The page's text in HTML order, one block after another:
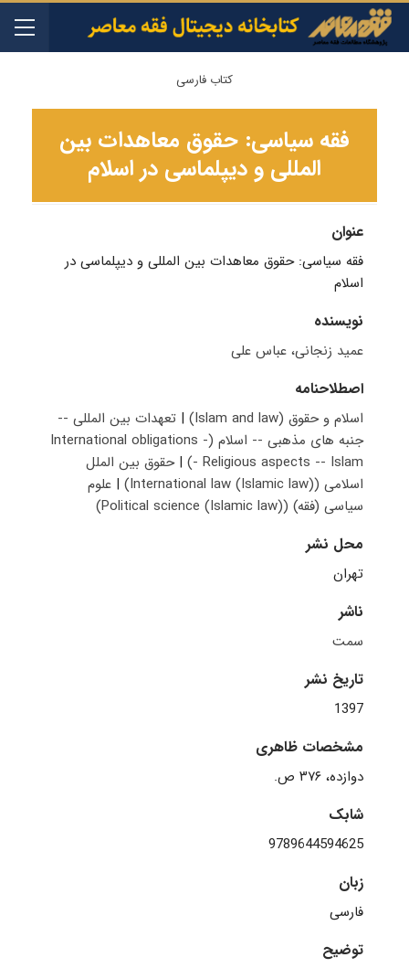
کتاب فارسی
ف‍ق‍ه‌ س‍ی‍اس‍ی‌: ح‍ق‍وق‌ مع‍اه‍دات‌ ب‍ی‍ن
ال‍م‍ل‍ل‍ی‌ و دی‍پ‍ل‍م‍اس‍ی‌ در اس‍لام‌
عنوان
ف‍ق‍ه‌ س‍ی‍اس‍ی‌: ح‍ق‍وق‌ مع‍اه‍دات‌ ب‍ی‍ن ال‍م‍ل‍ل‍ی‌ و دی‍پ‍ل‍م‍اس‍ی‌ در
اس‍لام‌
نویسنده
عمید زنجانی، عباس علی
اصطلاحنامه
اسلام و حقوق (Islam and law) | تعهدات بین المللی --
جنبه های مذهبی -- اسلام (International obligations -
- Religious aspects -- Islam)
|حقوق بین الملل
اسلامی (International law (Islamic law))
| ‫علوم
سیاسی (فقه)‬ (Political science (Islamic law))
محل نشر
تهران
ناشر
سمت
تاریخ نشر
1397
مشخصات ظاهری
دوازده، ۳۷۶ ص.‬‬
شابک
9789644594625
زبان
فارسی
توضیح